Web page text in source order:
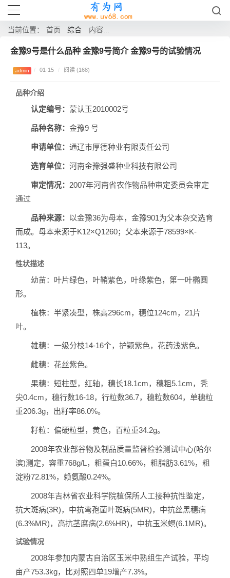
当前位置： 首页 综合 内容...
金豫9号是什么品种 金豫9号简介 金豫9号的试验情况
admin / 01-15 / 阅读 (168)
品种介绍
认定编号： 蒙认玉2010002号
品种名称： 金豫9 号
申请单位： 通辽市厚德种业有限责任公司
选育单位： 河南金豫强盛种业科技有限公司
审定情况： 2007年河南省农作物品种审定委员会审定
通过
品种来源： 以金豫36为母本，金豫901为父本杂交选育
而成。母本来源于K12×Q1260；父本来源于78599×K-
113。
性状描述
幼苗：叶片绿色，叶鞘紫色，叶缘紫色，第一叶椭圆
形。
植株：半紧凑型，株高296cm，穗位124cm，21片
叶。
雄穗：一级分枝14-16个，护颖紫色，花药浅紫色。
雌穗：花丝紫色。
果穗：短柱型，红轴，穗长18.1cm，穗粗5.1cm，秃
尖0.4cm，穗行数16-18，行粒数36.7，穗粒数604，单穗粒
重206.3g，出籽率86.0%。
籽粒：偏硬粒型，黄色，百粒重34.2g。
2008年农业部谷物及制品质量监督检验测试中心(哈尔
滨)测定，容重768g/L，粗蛋白10.66%，粗脂肪3.61%，粗
淀粉72.81%，赖氨酸0.24%。
2008年吉林省农业科学院植保所人工接种抗性鉴定，
抗大斑病(3R)，中抗弯孢菌叶斑病(5MR)，中抗丝黑穗病
(6.3%MR)，高抗茎腐病(2.6%HR)，中抗玉米螟(6.1MR)。
试验情况
2008年参加内蒙古自治区玉米中熟组生产试验，平均
亩产753.3kg，比对照四单19增产7.3%。